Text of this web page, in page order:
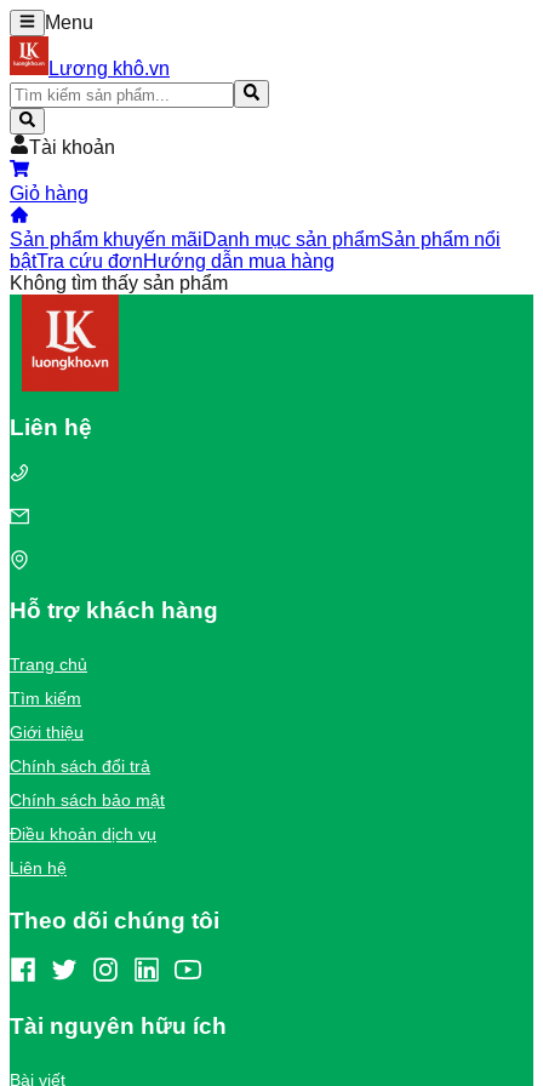
Menu
Lương khô.vn
Tài khoản
Giỏ hàng
Sản phẩm khuyến mãiDanh mục sản phẩmSản phẩm nổi
bậtTra cứu đơnHướng dẫn mua hàng
Không tìm thấy sản phẩm
Liên hệ
Hỗ trợ khách hàng
Trang chủ
Tìm kiếm
Giới thiệu
Chính sách đổi trả
Chính sách bảo mật
Điều khoản dịch vụ
Liên hệ
Theo dõi chúng tôi
Tài nguyên hữu ích
Bài viết